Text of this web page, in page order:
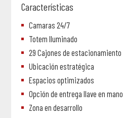
Características
Camaras 24/7
Totem Iluminado
29 Cajones de estacionamiento
Ubicación estratégica
Espacios optimizados
Opción de entrega llave en mano
Zona en desarrollo